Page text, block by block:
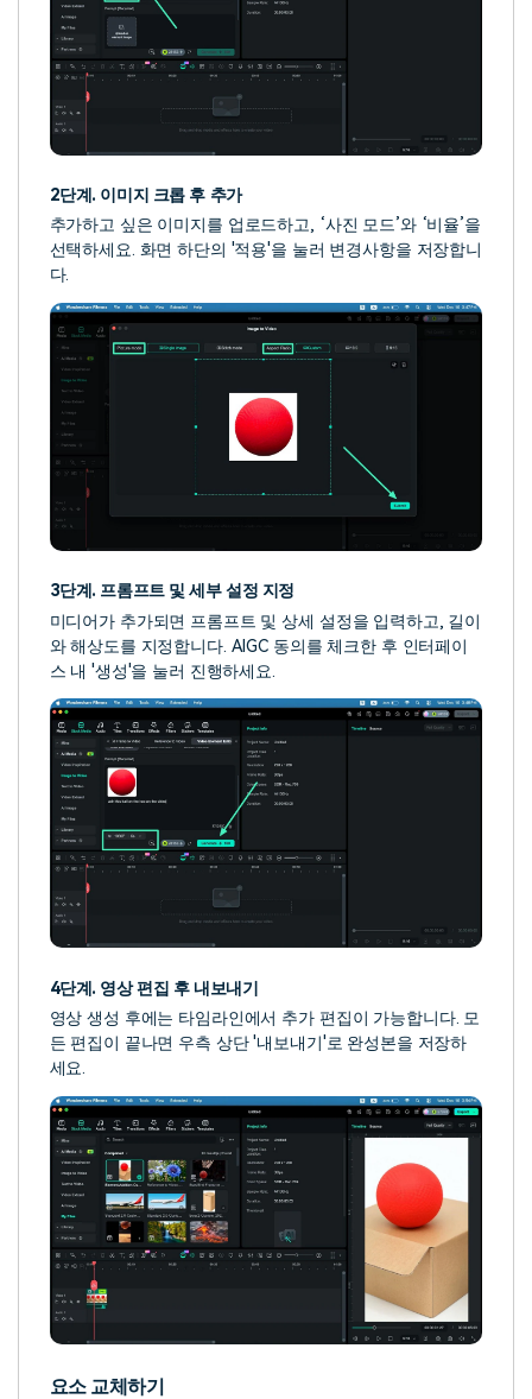
2단계. 이미지 크롭 후 추가
추가하고 싶은 이미지를 업로드하고, ‘사진 모드’와 ‘비율’을
선택하세요. 화면 하단의 '적용'을 눌러 변경사항을 저장합니
다.
3단계. 프롬프트 및 세부 설정 지정
미디어가 추가되면 프롬프트 및 상세 설정을 입력하고, 길이
와 해상도를 지정합니다. AIGC 동의를 체크한 후 인터페이
스 내 '생성'을 눌러 진행하세요.
4단계. 영상 편집 후 내보내기
영상 생성 후에는 타임라인에서 추가 편집이 가능합니다. 모
든 편집이 끝나면 우측 상단 '내보내기'로 완성본을 저장하
세요.
요소 교체하기